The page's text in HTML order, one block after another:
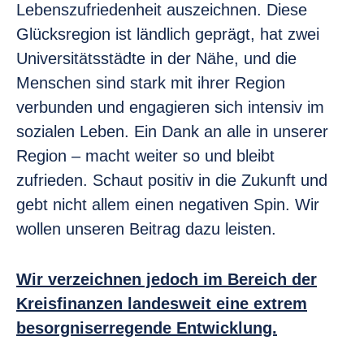
Lebenszufriedenheit auszeichnen. Diese
Glücksregion ist ländlich geprägt, hat zwei
Universitätsstädte in der Nähe, und die
Menschen sind stark mit ihrer Region
verbunden und engagieren sich intensiv im
sozialen Leben. Ein Dank an alle in unserer
Region – macht weiter so und bleibt
zufrieden. Schaut positiv in die Zukunft und
gebt nicht allem einen negativen Spin. Wir
wollen unseren Beitrag dazu leisten.
Wir verzeichnen jedoch im Bereich der
Kreisfinanzen landesweit eine extrem
besorgniserregende Entwicklung.